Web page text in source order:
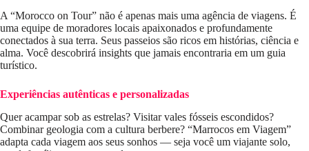
A “Morocco on Tour” não é apenas mais uma agência de viagens. É
uma equipe de moradores locais apaixonados e profundamente
conectados à sua terra. Seus passeios são ricos em histórias, ciência e
alma. Você descobrirá insights que jamais encontraria em um guia
turístico.
Experiências autênticas e personalizadas
Quer acampar sob as estrelas? Visitar vales fósseis escondidos?
Combinar geologia com a cultura berbere? “Marrocos em Viagem”
adapta cada viagem aos seus sonhos — seja você um viajante solo,